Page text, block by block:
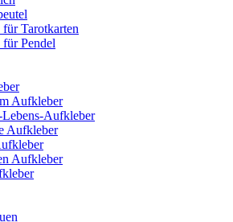
für Tarotkarten
für Pendel
Aufkleber
Aufkleber
Aufkleber
Aufkleber